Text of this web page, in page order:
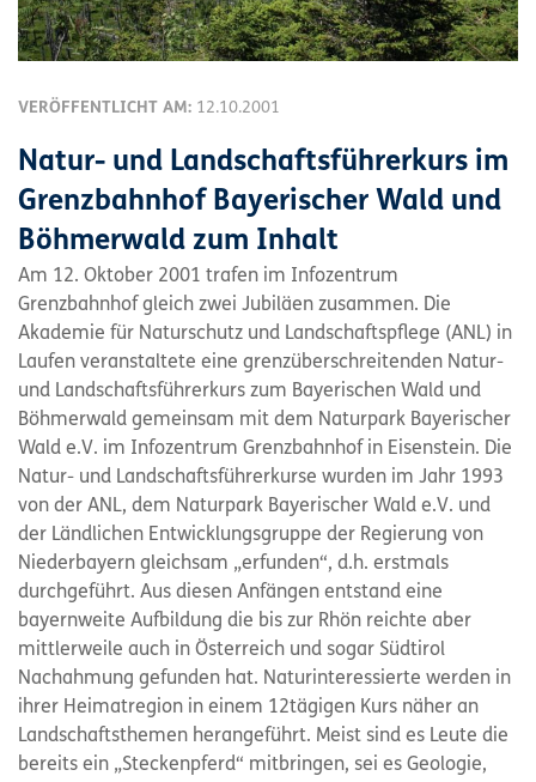
VERÖFFENTLICHT AM: 12.10.2001
Natur- und Landschaftsführerkurs im
Grenzbahnhof Bayerischer Wald und
Böhmerwald zum Inhalt
Am 12. Oktober 2001 trafen im Infozentrum
Grenzbahnhof gleich zwei Jubiläen zusammen. Die
Akademie für Naturschutz und Landschaftspflege (ANL) in
Laufen veranstaltete eine grenzüberschreitenden Natur-
und Landschaftsführerkurs zum Bayerischen Wald und
Böhmerwald gemeinsam mit dem Naturpark Bayerischer
Wald e.V. im Infozentrum Grenzbahnhof in Eisenstein. Die
Natur- und Landschaftsführerkurse wurden im Jahr 1993
von der ANL, dem Naturpark Bayerischer Wald e.V. und
der Ländlichen Entwicklungsgruppe der Regierung von
Niederbayern gleichsam „erfunden“, d.h. erstmals
durchgeführt. Aus diesen Anfängen entstand eine
bayernweite Aufbildung die bis zur Rhön reichte aber
mittlerweile auch in Österreich und sogar Südtirol
Nachahmung gefunden hat. Naturinteressierte werden in
ihrer Heimatregion in einem 12tägigen Kurs näher an
Landschaftsthemen herangeführt. Meist sind es Leute die
bereits ein „Steckenpferd“ mitbringen, sei es Geologie,